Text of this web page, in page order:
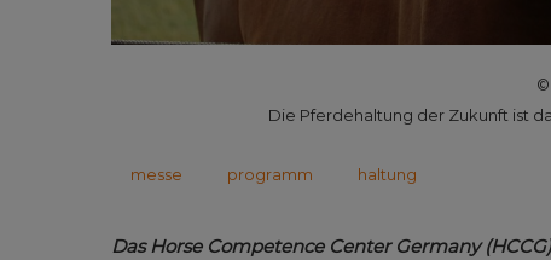
Die Pferdehaltung der Zukunft ist
messe programm haltung
Das Horse Competence Center Germany